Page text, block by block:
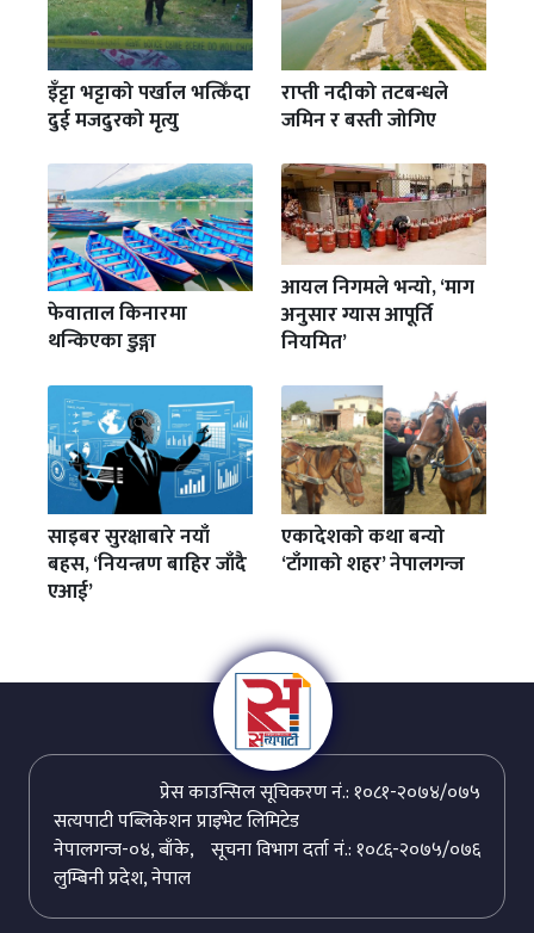
इँट्टा भट्टाको पर्खाल भत्किँदा
दुई मजदुरको मृत्यु
राप्ती नदीको तटबन्धले
जमिन र बस्ती जोगिए
फेवाताल किनारमा
थन्किएका डुङ्गा
आयल निगमले भन्यो, ‘माग
अनुसार ग्यास आपूर्ति
नियमित’
साइबर सुरक्षाबारे नयाँ
बहस, ‘नियन्त्रण बाहिर जाँदै
एआई’
एकादेशको कथा बन्यो
‘टाँगाको शहर’ नेपालगन्ज
प्रेस काउन्सिल सूचिकरण नं.: १०८१-२०७४/०७५
सत्यपाटी पब्लिकेशन प्राइभेट लिमिटेड
सूचना विभाग दर्ता नं.: १०८६-२०७५/०७६
नेपालगन्ज-०४, बाँके,
लुम्बिनी प्रदेश, नेपाल